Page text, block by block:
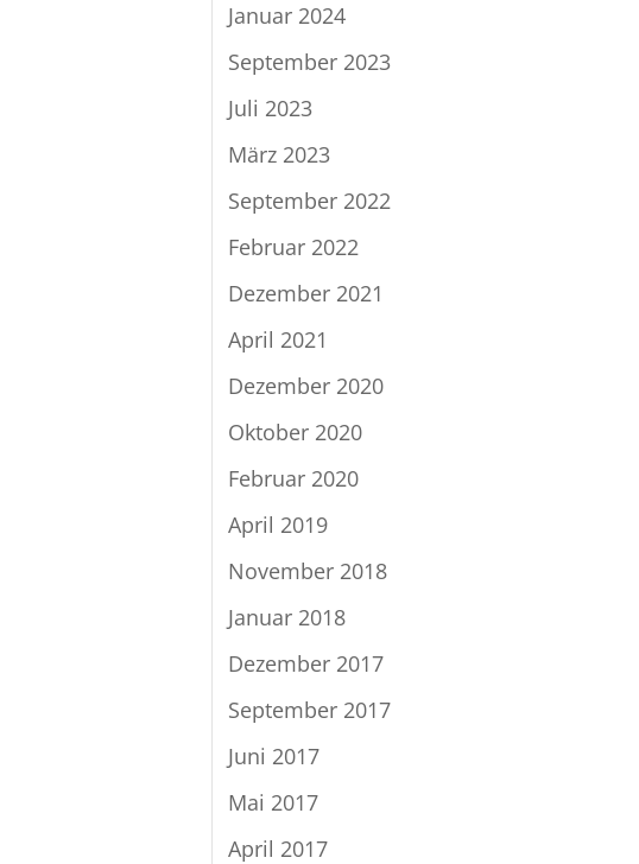
Januar 2024
September 2023
Juli 2023
März 2023
September 2022
Februar 2022
Dezember 2021
April 2021
Dezember 2020
Oktober 2020
Februar 2020
April 2019
November 2018
Januar 2018
Dezember 2017
September 2017
Juni 2017
Mai 2017
April 2017